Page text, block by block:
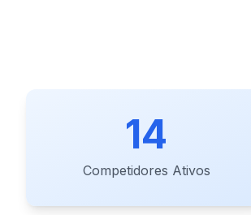
14
Competidores Ativos